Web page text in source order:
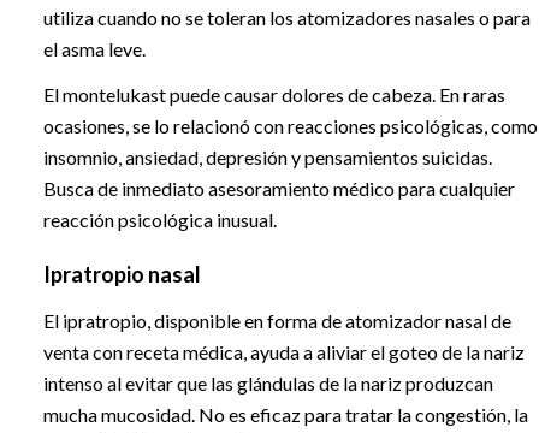
utiliza cuando no se toleran los atomizadores nasales o para
el asma leve.
El montelukast puede causar dolores de cabeza. En raras
ocasiones, se lo relacionó con reacciones psicológicas, como
insomnio, ansiedad, depresión y pensamientos suicidas.
Busca de inmediato asesoramiento médico para cualquier
reacción psicológica inusual.
Ipratropio nasal
El ipratropio, disponible en forma de atomizador nasal de
venta con receta médica, ayuda a aliviar el goteo de la nariz
intenso al evitar que las glándulas de la nariz produzcan
mucha mucosidad. No es eficaz para tratar la congestión, la